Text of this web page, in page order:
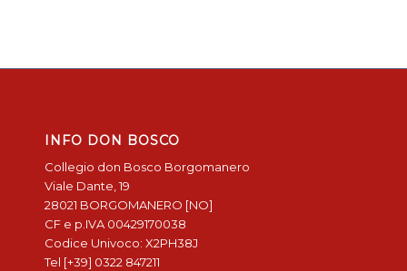
INFO DON BOSCO
Collegio don Bosco Borgomanero
Viale Dante, 19
28021 BORGOMANERO [NO]
CF e p.IVA 00429170038
Codice Univoco: X2PH38J
Tel [+39] 0322 847211